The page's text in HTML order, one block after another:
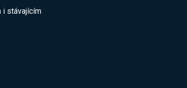
i stávajícím